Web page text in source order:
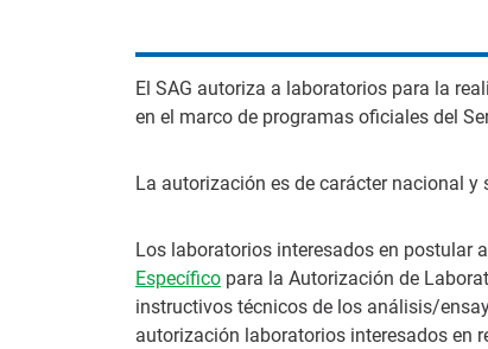
El SAG autoriza a laboratorios para la
en el marco de programas oficiales del
La autorización es de carácter nacional
Los laboratorios interesados en postular
Específico para la Autorización de
instructivos técnicos de los análisis/
autorización laboratorios interesados en